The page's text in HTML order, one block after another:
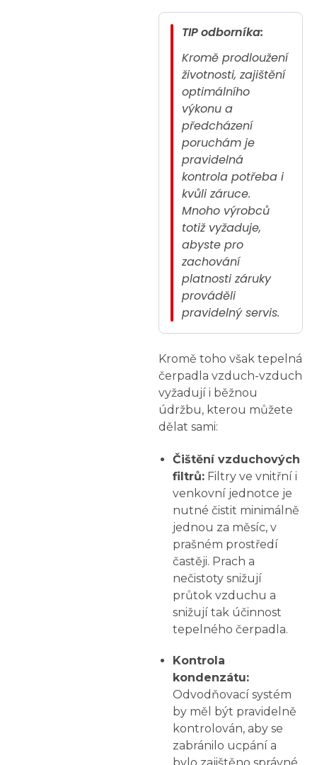
TIP odborníka:
Kromě prodloužení
životnosti, zajištění
optimálního
výkonu a
předcházení
poruchám je
pravidelná
kontrola potřeba i
kvůli záruce.
Mnoho výrobců
totiž vyžaduje,
abyste pro
zachování
platnosti záruky
prováděli
pravidelný servis.
Kromě toho však tepelná
čerpadla vzduch-vzduch
vyžadují i běžnou
údržbu, kterou můžete
dělat sami:
Čištění vzduchových
filtrů: Filtry ve vnitřní i
venkovní jednotce je
nutné čistit minimálně
jednou za měsíc, v
prašném prostředí
častěji. Prach a
nečistoty snižují
průtok vzduchu a
snižují tak účinnost
tepelného čerpadla.
Kontrola
kondenzátu:
Odvodňovací systém
by měl být pravidelně
kontrolován, aby se
zabránilo ucpání a